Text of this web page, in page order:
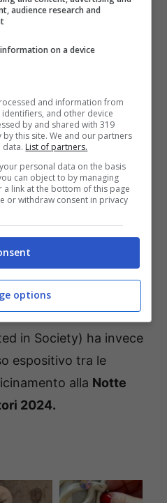
attuali».
oltre che del
della Provincia di
tra le manifestazioni
S.T.R.E.E.T.S
Research for Ethical
in Society) ha invece
espositivo tra le
alla Notte
2024.
audience research and
on a device
and information from
and other device
by and shared with 319
this site. We and our partners
data. List of partners.
personal data on the basis
can object to by managing
link at the bottom of this page
or withdraw consent in privacy
options